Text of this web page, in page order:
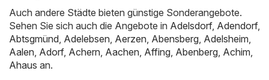
Auch andere Städte bieten günstige Sonderangebote.
Sehen Sie sich auch die Angebote in Adelsdorf, Adendorf,
Abtsgmünd Adelebsen Aerzen Abensberg Adelsheim
Aalen Adorf, Achern Aachen Affing Abenberg Achim
Ahaus an.